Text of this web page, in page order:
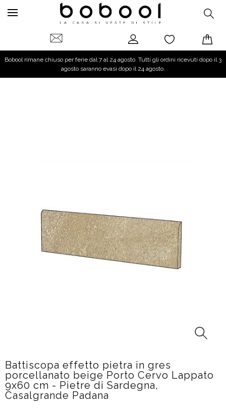
Bobool rimane chiuso per ferie dal 7 al 24 agosto. Tutti gli ordini ricevuti dopo il 3
agosto saranno evasi dopo il 24 agosto.
Battiscopa effetto pietra in gres
porcellanato beige Porto Cervo Lappato
9x60 cm - Pietre di Sardegna,
Casalgrande Padana